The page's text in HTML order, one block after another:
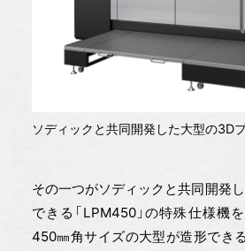
ソディックと共同開発した大型の3D
その一つがソディックと共同開発
できる「LPM450」の特殊仕様機
450㎜角サイズの大型が造形でき